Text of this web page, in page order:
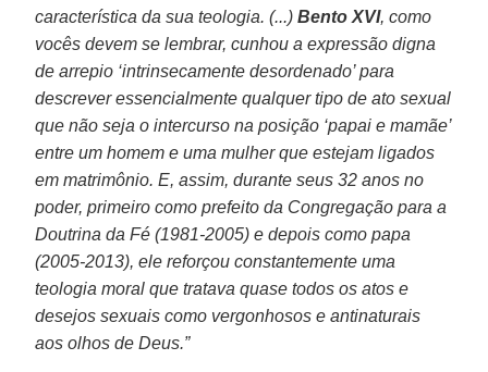
característica da sua teologia. (...)Bento XVI, como
vocês devem se lembrar, cunhou a expressão digna
de arrepio ‘intrinsecamente desordenado’ para
descrever essencialmente qualquer tipo de ato sexual
que não seja o intercurso na posição ‘papai e mamãe’
entre um homem e uma mulher que estejam ligados
em matrimônio. E, assim, durante seus 32 anos no
poder, primeiro como prefeito da Congregação para a
Doutrina da Fé (1981-2005) e depois como papa
(2005-2013), ele reforçou constantemente uma
teologia moral que tratava quase todos os atos e
desejos sexuais como vergonhosos e antinaturais
aos olhos de Deus.”